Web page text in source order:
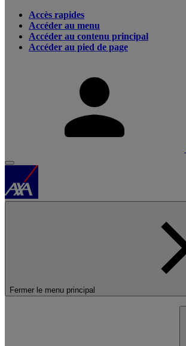
Accès rapides
Accéder au menu
Accéder au contenu principal
Accéder au pied de page
Fermer le menu principal